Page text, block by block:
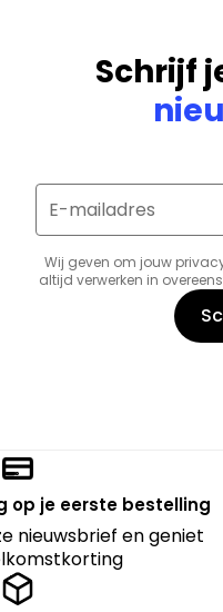
Schrijf
E-mailadres
Wij geven om jouw
altijd verwerken in
op je eerste bestelling
nieuwsbrief en geniet